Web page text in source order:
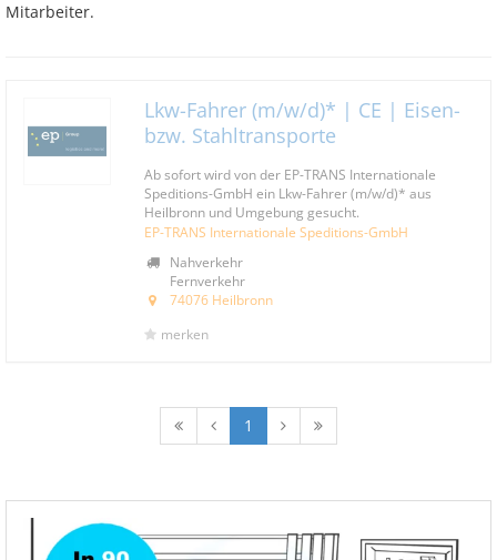
Mitarbeiter.
Lkw-Fahrer (m/w/d)* | CE | Eisen-
bzw. Stahltransporte
Ab sofort wird von der EP-TRANS Internationale
Speditions-GmbH ein Lkw-Fahrer (m/w/d)* aus
Heilbronn und Umgebung gesucht.
EP-TRANS Internationale Speditions-GmbH
Nahverkehr
Fernverkehr
74076 Heilbronn
merken
1